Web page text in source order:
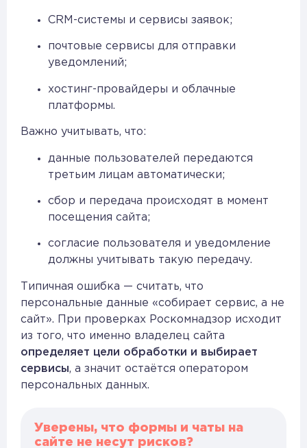
CRM-системы и сервисы заявок;
почтовые сервисы для отправки
уведомлений;
хостинг-провайдеры и облачные
платформы.
Важно учитывать, что:
данные пользователей передаются
третьим лицам автоматически;
сбор и передача происходят в момент
посещения сайта;
согласие пользователя и уведомление
должны учитывать такую передачу.
Типичная ошибка — считать, что
персональные данные «собирает сервис, а не
сайт». При проверках Роскомнадзор исходит
из того, что именно владелец сайта
определяет цели обработки и выбирает
сервисы, а значит остаётся оператором
персональных данных.
Уверены, что формы и чаты на
сайте не несут рисков?